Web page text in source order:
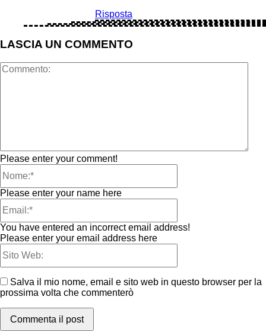
Risposta
LASCIA UN COMMENTO
Please enter your comment!
Please enter your name here
You have entered an incorrect email address!
Please enter your email address here
Salva il mio nome, email e sito web in questo browser per la
prossima volta che commenterò